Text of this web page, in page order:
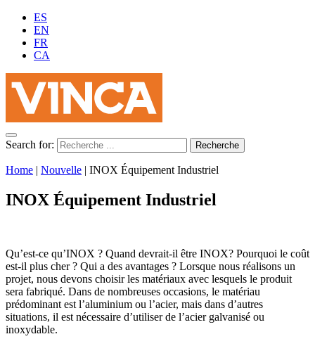
ES
EN
FR
CA
Search for:
Home | Nouvelle | INOX Équipement Industriel
INOX Équipement Industriel
Qu’est-ce qu’INOX ? Quand devrait-il être INOX? Pourquoi le coût
est-il plus cher ? Qui a des avantages ? Lorsque nous réalisons un
projet, nous devons choisir les matériaux avec lesquels le produit
sera fabriqué. Dans de nombreuses occasions, le matériau
prédominant est l’aluminium ou l’acier, mais dans d’autres
situations, il est nécessaire d’utiliser de l’acier galvanisé ou
inoxydable.